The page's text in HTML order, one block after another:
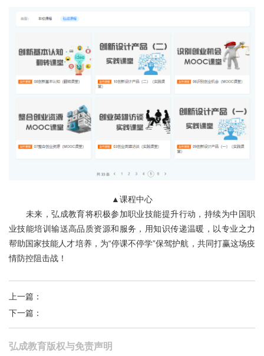
▲课程中心
未来，弘成教育将积极参加职业技能提升行动，持续为中国职
业技能培训输送高品质资源和服务，用知识传递温暖，以专业之力
帮助国家技能人才培养，为“停课不停学”保驾护航，共同打赢这场疫
情防控阻击战！
上一篇 ：
下一篇 ：
弘成教育版权与免责声明